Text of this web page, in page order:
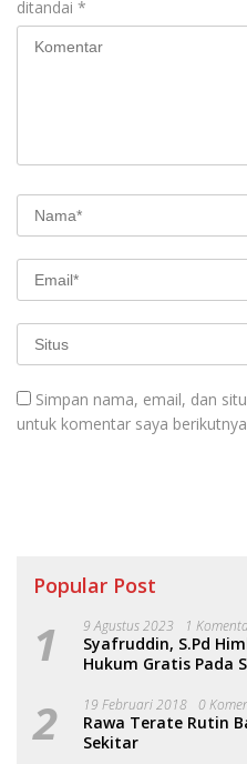
ditandai *
Simpan nama, email, dan
untuk komentar saya
Popular Post
1 9 Agustus 2023 1
Syafruddin, S.Pd
Hukum Gratis Pada
2 19 Februari 2018 0
Rawa Terate Rutin
Sekitar